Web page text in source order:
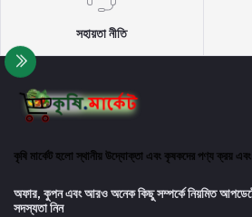
সহায়তা নীতি
কৃষি মার্কেট হলো স্থানীয় উদ্যোক্তা এবং কৃষকদের পণ্য ক্রয়
অফার, কুপন এবং আরও অনেক কিছু সম্পর্কে নিয়মিত
সদস্যতা নিন